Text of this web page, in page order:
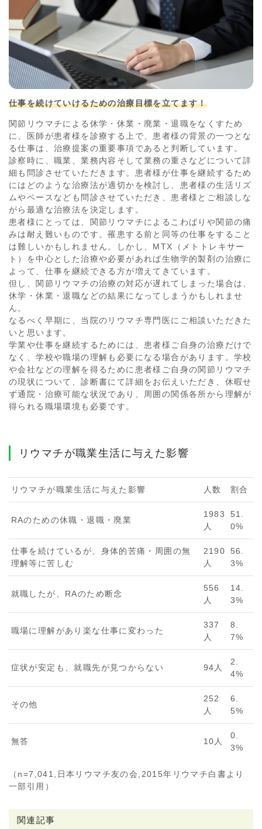
仕事を続けていけるための治療目標を立てます！
関節リウマチによる休学・休業・廃業・退職をなくすため
に、医師が患者様を診療する上で、患者様の背景の一つとな
る仕事は、治療提案の重要事項であると判断しています。
診察時に、職業、業務内容そして業務の重さなどについて詳
細も問診させていただきます。患者様が仕事を継続するため
にはどのような治療法が適切かを検討し、患者様の生活リズ
ムやベースなども問診させていただき、患者様とご相談しな
がら最適な治療法を決定します。
患者様にとっては、関節リウマチによるこわばりや関節の痛
みは耐え難いものです。罹患する前と同等の仕事をすること
は難しいかもしれません。しかし、MTX（メトトレキサー
ト）を中心とした治療や必要があれば生物学的製剤の治療に
よって、仕事を継続できる方が増えてきています。
但し、関節リウマチの治療の対応が遅れてしまった場合は、
休学・休業・退職などの結果になってしまうかもしれませ
ん。
なるべく早期に、当院のリウマチ専門医にご相談いただきた
いと思います。
学業や仕事を継続するためには、患者様ご自身の治療だけで
なく、学校や職場の理解も必要になる場合があります。学校
や会社などの理解を得るために患者様ご自身の関節リウマチ
の現状について、診断書にて詳細をお伝えいただき、休暇せ
ず通院・治療可能な状況であり、周囲の関係各所から理解が
得られる職場環境も必要です。
リウマチが職業生活に与えた影響
リウマチが職業生活に与えた影響 人数 割合
RAのための休職・退職・廃業
1983
人
51.
0%
仕事を続けているが、身体的苦痛・周囲の無
理解等に苦しむ
2190
人
56.
3%
就職したが、RAのため断念
556
人
14.
3%
職場に理解があり楽な仕事に変わった
337
人
8.
7%
症状が安定も、就職先が見つからない 94人
2.
4%
その他
252
人
6.
5%
無答 10人
0.
3%
（n=7,041,日本リウマチ友の会,2015年リウマチ白書より
一部引用）
関連記事